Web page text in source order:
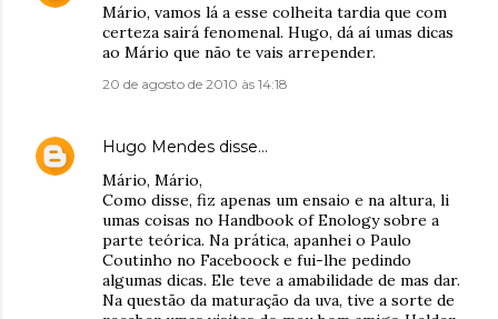
Mário, vamos lá a esse colheita tardia que com
certeza sairá fenomenal. Hugo, dá aí umas dicas
ao Mário que não te vais arrepender.
20 de agosto de 2010 às 14:18
Hugo Mendes disse…
Mário, Mário,
Como disse, fiz apenas um ensaio e na altura, li
umas coisas no Handbook of Enology sobre a
parte teórica. Na prática, apanhei o Paulo
Coutinho no Faceboock e fui-lhe pedindo
algumas dicas. Ele teve a amabilidade de mas dar.
Na questão da maturação da uva, tive a sorte de